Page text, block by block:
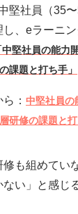
堅社員（35
、eラーニ
中堅社員の能力
課題と打ち手」
： 中堅社員の
研修の課題と
修も組めてい
い」と感じ